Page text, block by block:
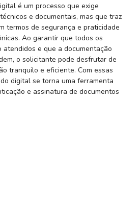
é um processo que exige
e documentais, mas que traz
termos de segurança e praticidade
Ao garantir que todos os
e que a documentação
o solicitante pode desfrutar de
tranquilo e eficiente. Com essas
digital se torna uma ferramenta
e assinatura de documentos